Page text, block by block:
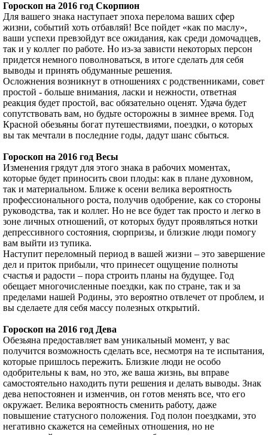
Гороскоп на 2016 год Скорпион
Для вашего знака наступает эпоха перелома ваших сфер
жизни, событий хоть отбавляй! Все пойдет «как по маслу»,
ваши успехи превзойдут все ожидания, как среди домочадцев,
так и у коллег по работе. Но из-за зависти некоторых персон
придется немного поволноваться, в итоге сделать для себя
выводы и принять обдуманные решения.
Осложнения возникнут в отношениях с родственниками, совет
простой - больше внимания, ласки и нежности, ответная
реакция будет простой, вас обязательно оценят. Удача будет
сопутствовать вам, но будьте осторожны в зимнее время. Год
Красной обезьяны богат путешествиями, поездки, о которых
вы так мечтали в последние годы, дадут шанс сбыться.
Гороскоп на 2016 год Весы
Изменения грядут для этого знака в рабочих моментах,
которые будет приносить свои плоды: как в плане духовном,
так и материальном. Ближе к осени велика вероятность
профессионального роста, получив одобрение, как со стороны
руководства, так и коллег. Но не все будет так просто и легко в
зоне личных отношений, от которых будут проявляться нотки
депрессивного состояния, сюрпризы, и близкие люди помогу
вам выйти из тупика.
Наступит переломный период в вашей жизни – это завершение
дел и приток прибыли, что принесет ощущение полноты
счастья и радости – пора строить планы на будущее. Год
обещает многочисленные поездки, как по стране, так и за
пределами нашей Родины, это вероятно отвлечет от проблем, и
вы сделаете для себя массу полезных открытий.
Гороскоп на 2016 год Дева
Обезьяна предоставляет вам уникальный момент, у вас
получится возможность сделать все, несмотря на те испытания,
которые пришлось пережить. Близкие люди не особо
одобрительны к вам, но это, же ваша жизнь, вы вправе
самостоятельно находить пути решения и делать выводы. Знак
дева непостоянен и изменчив, он готов менять все, что его
окружает. Велика вероятность сменить работу, даже
повышение статусного положения. Год полон поездками, это
негативно скажется на семейных отношения, но не